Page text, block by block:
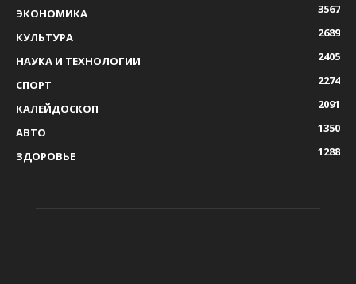
ЭКОНОМИКА
3567
КУЛЬТУРА
2689
НАУКА И ТЕХНОЛОГИИ
2405
СПОРТ
2274
КАЛЕЙДОСКОП
2091
АВТО
1350
ЗДОРОВЬЕ
1288